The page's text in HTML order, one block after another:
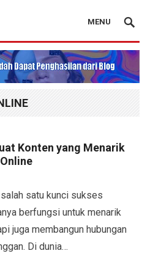
MENU
Konten yang Menarik
satu kunci sukses
berfungsi untuk menarik
juga membangun hubungan
Di dunia…